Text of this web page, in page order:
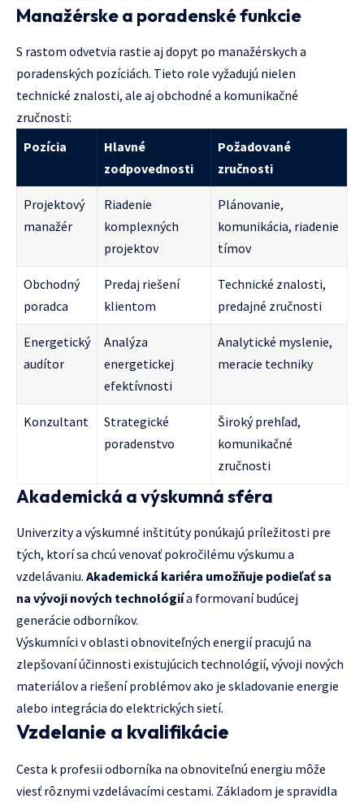
Manažérske a poradenské funkcie
S rastom odvetvia rastie aj dopyt po manažérskych a
poradenských pozíciách. Tieto role vyžadujú nielen
technické znalosti, ale aj obchodné a komunikačné
zručnosti:
Pozícia
Hlavné
zodpovednosti
Požadované
zručnosti
Projektový
manažér
Riadenie
komplexných
projektov
Plánovanie,
komunikácia, riadenie
tímov
Obchodný
poradca
Predaj riešení
klientom
Technické znalosti,
predajné zručnosti
Energetický
audítor
Analýza
energetickej
efektívnosti
Analytické myslenie,
meracie techniky
Konzultant
Strategické
poradenstvo
Široký prehľad,
komunikačné
zručnosti
Akademická a výskumná sféra
Univerzity a výskumné inštitúty ponúkajú príležitosti pre
tých, ktorí sa chcú venovať pokročilému výskumu a
vzdelávaniu. Akademická kariéra umožňuje podieľať sa
na vývoji nových technológiía formovaní budúcej
generácie odborníkov.
Výskumníci v oblasti obnoviteľných energií pracujú na
zlepšovaní účinnosti existujúcich technológií, vývoji nových
materiálov a riešení problémov ako je skladovanie energie
alebo integrácia do elektrických sietí.
Vzdelanie a kvalifikácie
Cesta k profesii odborníka na obnoviteľnú energiu môže
viesť rôznymi vzdelávacími cestami. Základom je spravidla